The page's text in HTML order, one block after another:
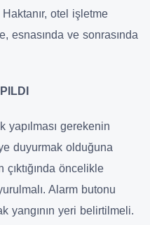
otel işletme
esnasında ve sonrasında
yapılması gerekenin
duyurmak olduğuna
çıktığında öncelikle
Alarm butonu
yangının yeri belirtilmeli.